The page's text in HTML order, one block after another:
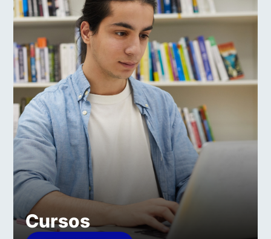
Cursos